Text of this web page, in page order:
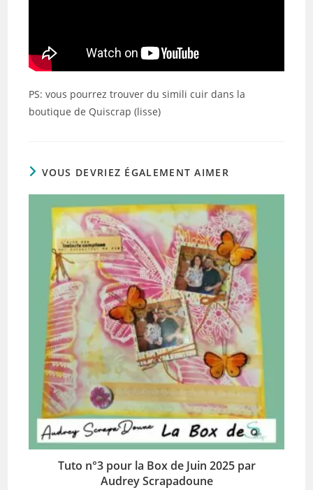
PS: vous pourrez trouver du simili cuir dans la
boutique de Quiscrap (lisse)
VOUS DEVRIEZ ÉGALEMENT AIMER
Tuto n°3 pour la Box de Juin 2025 par
Audrey Scrapadoune